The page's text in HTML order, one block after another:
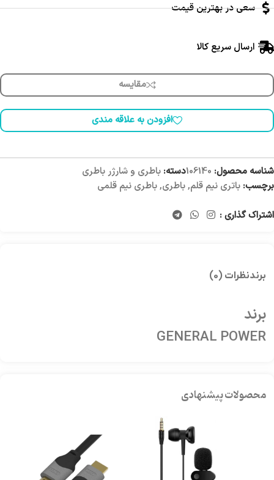
سعی در بهترین قیمت
ارسال سریع کالا
مقایسه
افزودن به علاقه مندی
شناسه محصول: 106140دسته: باطری و شارژر باطری
برچسب: باتری نیم قلم,باطری,باطری نیم قلمی
اشتراک گذاری :
برندنظرات (0)
برند
GENERAL POWER
محصولات پیشنهادی